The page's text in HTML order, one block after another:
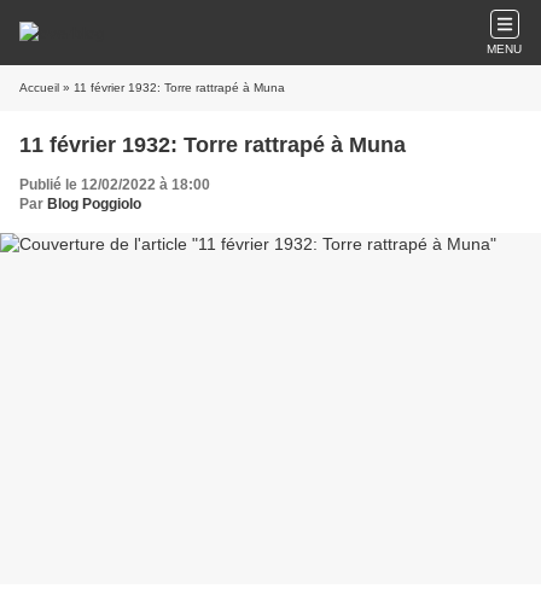
MENU
Accueil » 11 février 1932: Torre rattrapé à Muna
11 février 1932: Torre rattrapé à Muna
Publié le 12/02/2022 à 18:00
Par Blog Poggiolo